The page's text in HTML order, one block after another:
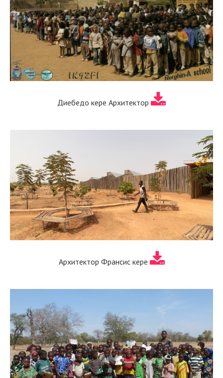
Диебедо кере Архитектор
Архитектор Франсис кере